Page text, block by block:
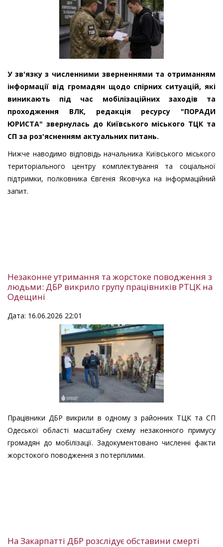
У зв'язку з численними зверненнями та отриманням
інформації від громадян щодо спірних ситуацій, які
виникають під час мобілізаційних заходів та
проходження ВЛК, редакція ресурсу "ПОРАДИ
ЮРИСТА" звернулась до Київського міського ТЦК та
СП за роз'ясненням актуальних питань.
Нижче наводимо відповідь начальника Київського міського
територіального центру комплектування та соціальної
підтримки, полковника Євгенія Яковчука на інформаційний
запит.
Незаконне утримання та жорстоке поводження з
людьми: ДБР викрило групу працівників РТЦК на
Одещині
Дата: 16.06.2026 22:01
Працівники ДБР викрили в одному з районних ТЦК та СП
Одеської області масштабну схему незаконного примусу
громадян до мобілізації. Задокументовано численні факти
жорстокого поводження з потерпілими.
На Закарпатті ДБР розслідує обставини смерті